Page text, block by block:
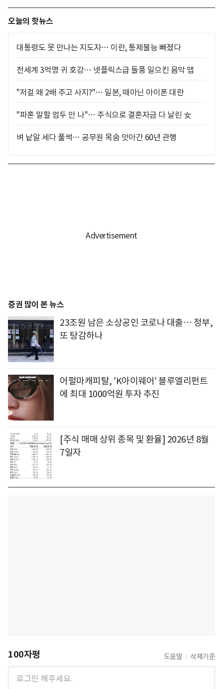
오늘의 핫뉴스
대통령도 못 만나는 지도자… 이란, 통제불능 빠졌다
전세계 3억명 귀 호강… 넷플릭스급 돌풍 일으킨 음악 앱
"저걸 왜 2배 주고 사지?"… 일본, 때아닌 아이폰 대란
"파혼 말할 엄두 안 나"… 주식으로 결혼자금 다 날린 女
벼 낱알 세다 풀썩… 공무원 목숨 앗아간 60년 관행
증권 많이 본 뉴스
23조원 남은 소상공인 코로나 대출… 정부,
또 탕감하나
어펄마캐피탈, 'K아이웨어' 블루엘리펀트
에 최대 1000억원 투자 추진
[주식 매매 상위 종목 및 환율] 2026년 8월
7일자
100자평 도움말 삭제기준